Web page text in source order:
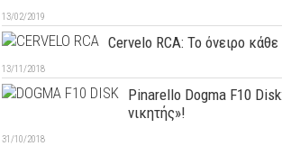
13/02/2019
Cervelo RCA: Το όνειρο
13/11/2018
Pinarello Dogma F10
νικητής»!
31/10/2018